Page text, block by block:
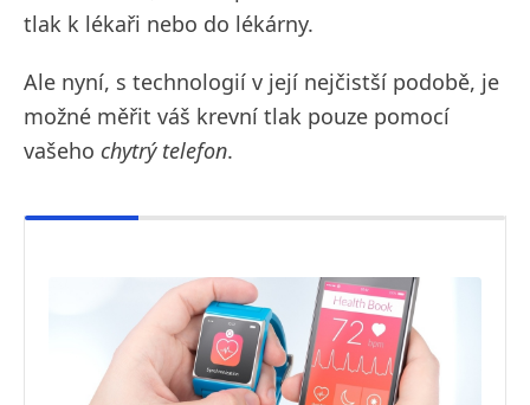
tlak k lékaři nebo do lékárny.
Ale nyní, s technologií v její nejčistší podobě, je
možné měřit váš krevní tlak pouze pomocí
vašeho chytrý telefon.